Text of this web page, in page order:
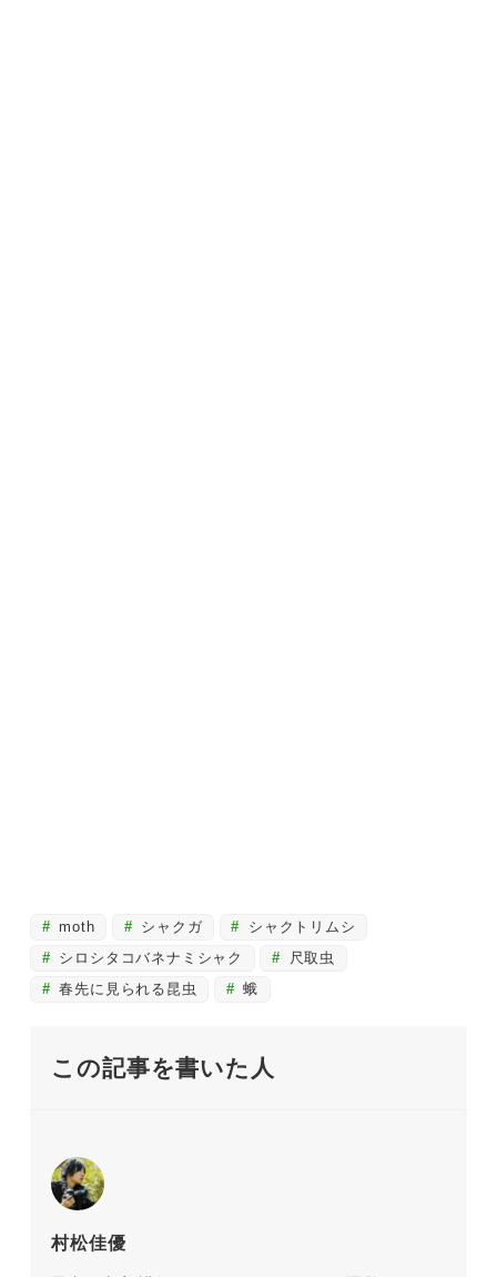
moth シャクガ
シャクトリムシ
シロシタコバネナミシャク
尺取虫
春先に見られる昆虫
蛾
この記事を書いた人
村松佳優